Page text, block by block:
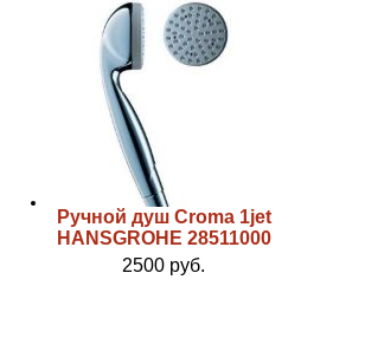
Ручной душ Croma 1jet
HANSGROHE 28511000
2500 руб.